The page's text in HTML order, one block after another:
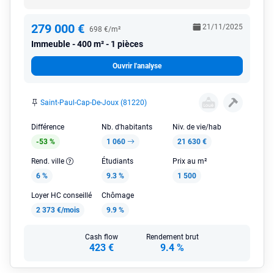
279 000 € 698 €/m²
Immeuble 400 m² - 1 pièces
21/11/2025
Ouvrir l'analyse
Saint-Paul-Cap-De-Joux (81220)
Différence
-53 %
Nb. d'habitants
1 060
Niv. de vie/hab
21 630 €
Rend. ville
6 %
Étudiants
9.3 %
Prix au m²
1 500
Loyer HC conseillé
2 373 €/mois
Chômage
9.9 %
Cash flow
423 €
Rendement brut
9.4 %